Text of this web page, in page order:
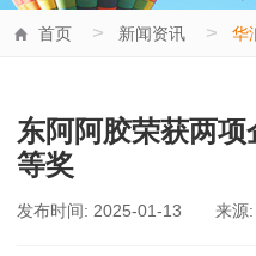
首页 > 新闻资讯 > 华
东阿阿胶荣获两
等奖
发布时间: 2025-01-13 来源